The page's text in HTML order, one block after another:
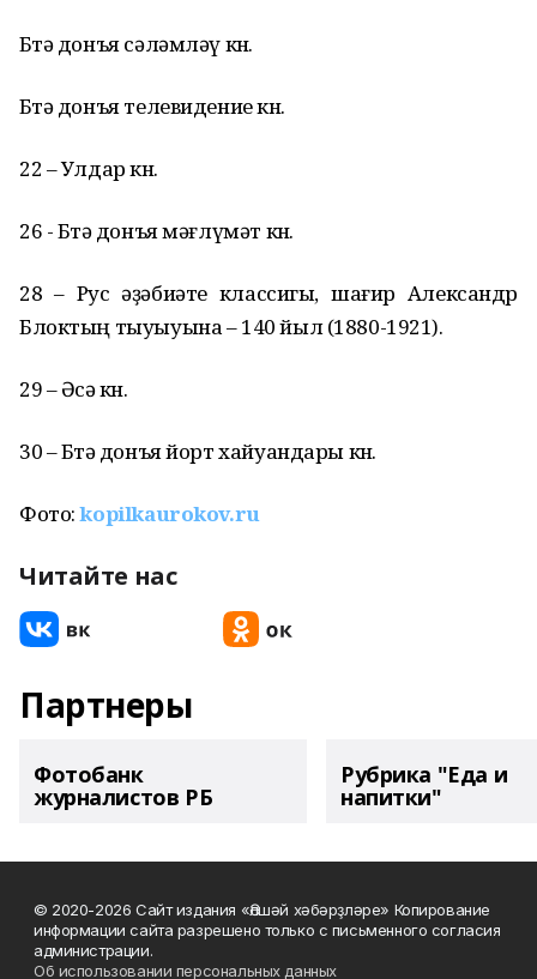
Бөтә донъя сәләмләү көнө.
Бөтә донъя телевидение көнө.
22 – Улдар көнө.
26 - Бөтә донъя мәғлүмәт көнө.
28 – Рус әҙәбиәте классигы, шағир Александр
Блоктың тыуыуына – 140 йыл (1880-1921).
29 – Әсә көнө.
30 – Бөтә донъя йорт хайуандары көнө.
Фото:kopilkaurokov.ru
Читайте нас
Партнеры
Фотобанк
журналистов РБ
Рубрика "Еда и
напитки"
© 2020-2026 Сайт издания «Әлшәй хәбәрҙләре» Копирование
информации сайта разрешено только с письменного согласия
администрации.
Об использовании персональных данных